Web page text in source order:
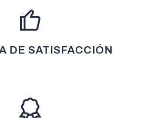
DE SATISFACCIÓN